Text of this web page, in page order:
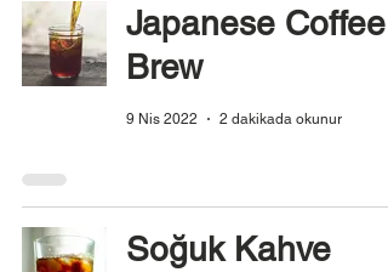
Japanese Coffee
Brew
9 Nis 2022 2 dakikada okunur
Soğuk Kahve